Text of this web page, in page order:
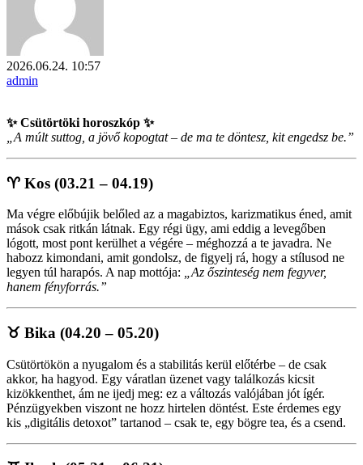
2026.06.24. 10:57
admin
✨ Csütörtöki horoszkóp ✨
„A múlt suttog, a jövő kopogtat – de ma te döntesz, kit engedsz be.”
♈ Kos (03.21 – 04.19)
Ma végre előbújik belőled az a magabiztos, karizmatikus éned, amit
mások csak ritkán látnak. Egy régi ügy, ami eddig a levegőben
lógott, most pont kerülhet a végére – méghozzá a te javadra. Ne
habozz kimondani, amit gondolsz, de figyelj rá, hogy a stílusod ne
legyen túl harapós. A nap mottója:
„Az őszinteség nem fegyver,
hanem fényforrás.”
♉ Bika (04.20 – 05.20)
Csütörtökön a nyugalom és a stabilitás kerül előtérbe – de csak
akkor, ha hagyod. Egy váratlan üzenet vagy találkozás kicsit
kizökkenthet, ám ne ijedj meg: ez a változás valójában jót ígér.
Pénzügyekben viszont ne hozz hirtelen döntést. Este érdemes egy
kis „digitális detoxot” tartanod – csak te, egy bögre tea, és a csend.